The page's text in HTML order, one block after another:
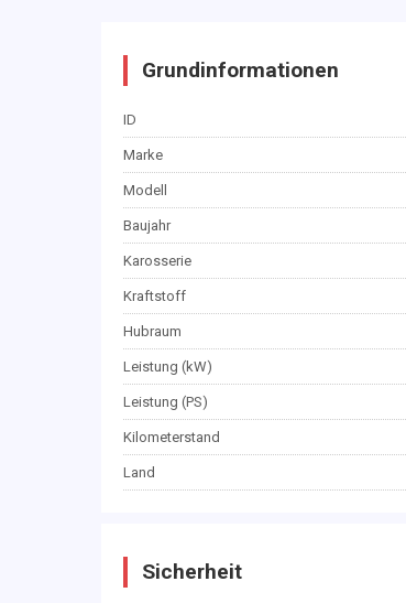
Grundinformationen
ID
Marke
Modell
Baujahr
Karosserie
Kraftstoff
Hubraum
Leistung (kW)
Leistung (PS)
Kilometerstand
Land
Sicherheit